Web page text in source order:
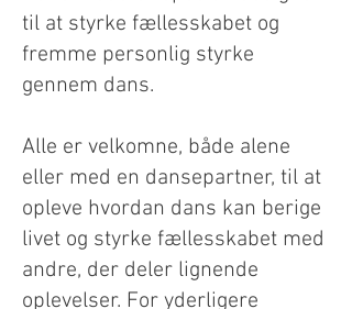
til at styrke fællesskabet og
fremme personlig styrke
gennem dans.
Alle er velkomne, både alene
eller med en dansepartner, til at
opleve hvordan dans kan berige
livet og styrke fællesskabet med
andre, der deler lignende
oplevelser. For yderligere